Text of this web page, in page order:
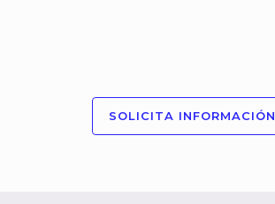
SOLICITA INFORMACIÓN